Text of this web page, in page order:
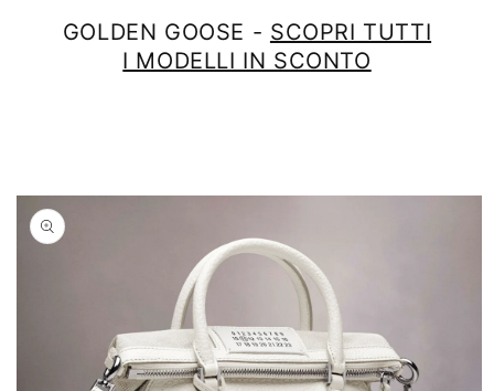
GOLDEN GOOSE - SCOPRI TUTTI
I MODELLI IN SCONTO
Passa alle
informazioni
sul prodotto